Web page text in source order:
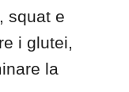
squat e
i glutei,
la